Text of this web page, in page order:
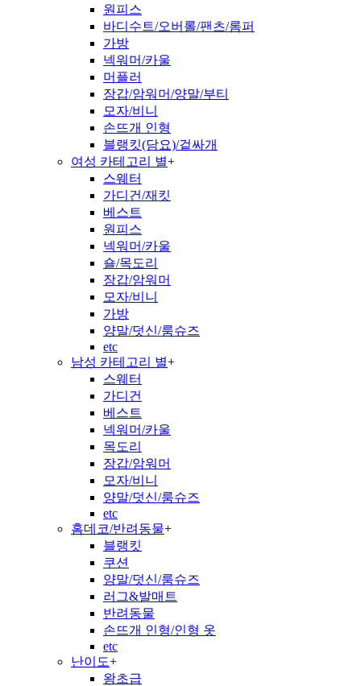
원피스
바디수트/오버롤/팬츠/롬퍼
가방
넥워머/카울
머플러
장갑/암워머/양말/부티
모자/비니
손뜨개 인형
블랭킷(담요)/겉싸개
여성 카테고리 별+
스웨터
가디건/재킷
베스트
원피스
넥워머/카울
숄/목도리
장갑/암워머
모자/비니
가방
양말/덧신/룸슈즈
etc
남성 카테고리 별+
스웨터
가디건
베스트
넥워머/카울
목도리
장갑/암워머
모자/비니
양말/덧신/룸슈즈
etc
홈데코/반려동물+
블랭킷
쿠션
양말/덧신/룸슈즈
러그&발매트
반려동물
손뜨개 인형/인형 옷
etc
난이도+
왕초급